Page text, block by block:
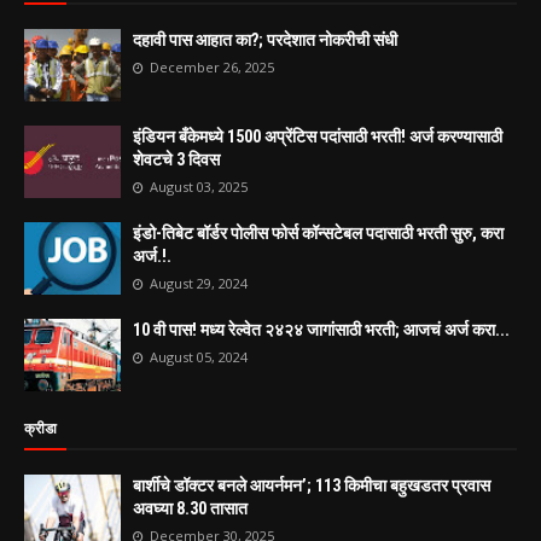
दहावी पास आहात का?; परदेशात नोकरीची संधी
December 26, 2025
इंडियन बँकेमध्ये 1500 अप्रेंटिस पदांसाठी भरती! अर्ज करण्यासाठी
शेवटचे 3 दिवस
August 03, 2025
इंडो-तिबेट बॉर्डर पोलीस फोर्स कॉन्सटेबल पदासाठी भरती सुरु, करा
अर्ज.!.
August 29, 2024
10 वी पास! मध्य रेल्वेत २४२४ जागांसाठी भरती; आजचं अर्ज करा...
August 05, 2024
क्रीडा
बार्शीचे डॉक्टर बनले आयर्नमन’; 113 किमीचा बहुखडतर प्रवास
अवघ्या 8.30 तासात
December 30, 2025